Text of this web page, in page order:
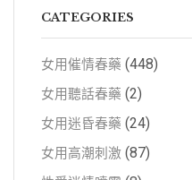
CATEGORIES
女用催情春藥 (448)
女用聽話春藥 (2)
女用迷昏春藥 (24)
女用高潮刺激 (87)